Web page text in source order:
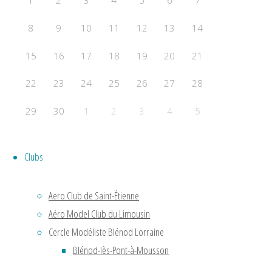
COURSE
F2F – Good Year
COMBAT
Clubs
Aero Club de Saint-Étienne
Aéro Model Club du Limousin
Cercle Modéliste Blénod Lorraine
Blénod-lès-Pont-à-Mousson
8 9 10 11 12 13 14
15 16 17 18 19 20 21
22 23 24 25 26 27 28
29 30 1 2 3 4 5
Aucun évènement